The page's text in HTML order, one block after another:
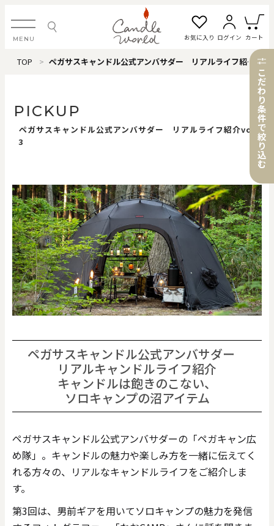
MENU お気に入り ログイン カート
ログイン・新規会員登録
お気に入り一覧 カートを見る
カテゴリから探す
#タグから探す
価格で探す
円 ～ 円
クリア OK
TOP ペガサスキャンドル公式アンバサダー リアルライフ紹介vol.3
PICKUP
ペガサスキャンドル公式アンバサダー リアルライフ紹介vol.
3
ペガサスキャンドル公式アンバサダー
リアルキャンドルライフ紹介
キャンドルは飽きのこない、
ソロキャンプの沼アイテム
ペガサスキャンドル公式アンバサダーの「ペガキャン広
め隊」。キャンドルの魅力や楽しみ方を一緒に伝えてく
れる方々の、リアルなキャンドルライフをご紹介しま
す。
第3回は、男前ギアを用いてソロキャンプの魅力を発信
こ
だ
わ
り
条
件
で
絞
り
込
む